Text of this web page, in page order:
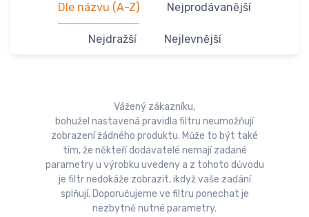
Dle názvu (A-Z) Nejprodávanější
Nejdražší Nejlevnější
Vážený zákazníku,
bohužel nastavená pravidla filtru neumožňují
zobrazení žádného produktu. Může to být také
tím, že někteří dodavatelé nemají zadané
parametry u výrobku uvedeny a z tohoto důvodu
je filtr nedokáže zobrazit, ikdyž vaše zadání
splňují. Doporučujeme ve filtru ponechat je
nezbytně nutné parametry.